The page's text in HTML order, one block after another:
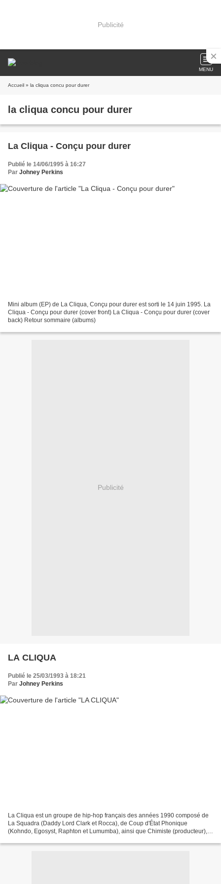
Publicité
MENU
Accueil » la cliqua concu pour durer
la cliqua concu pour durer
La Cliqua - Conçu pour durer
Publié le 14/06/1995 à 16:27
Par Johney Perkins
Mini album (EP) de La Cliqua, Conçu pour durer est sorti le 14 juin 1995. La
Cliqua - Conçu pour durer (cover front) La Cliqua - Conçu pour durer (cover
back) Retour sommaire (albums)
Publicité
LA CLIQUA
Publié le 25/03/1993 à 18:21
Par Johney Perkins
La Cliqua est un groupe de hip-hop français des années 1990 composé de
La Squadra (Daddy Lord Clark et Rocca), de Coup d'État Phonique
(Kohndo, Egosyst, Raphton et Lumumba), ainsi que Chimiste (producteur),